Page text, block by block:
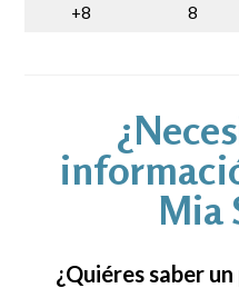
+8 8
Mia
¿Quiéres saber